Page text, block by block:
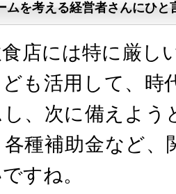
ムを考える経営者さんにひと
店には特に厳し
も活用して、時
、次に備えよう
種補助金など、
すね。